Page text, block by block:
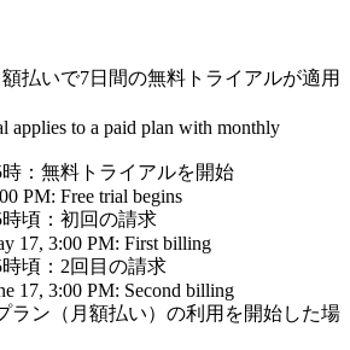
払いで7日間の無料トライアルが適用
applies to a paid plan with monthly
時：無料トライアルを開始
PM: Free trial begins
時頃：初回の請求
17, 3:00 PM: First billing
時頃：2回目の請求
17, 3:00 PM: Second billing
ラン（月額払い）の利用を開始した場